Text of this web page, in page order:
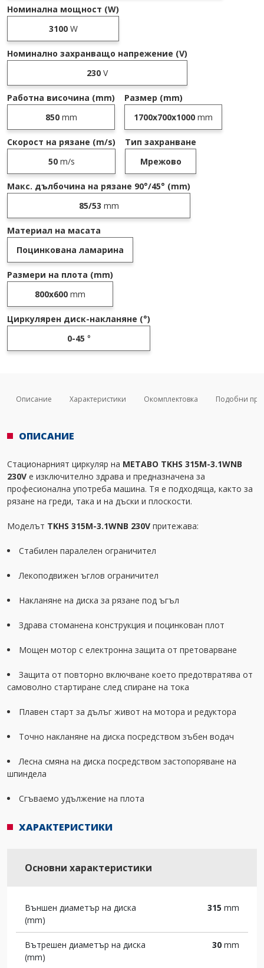
Номинална мощност (W)
3100W
Номинално захранващо напрежение (V)
230 V
Работна височина (mm)
850mm
Размер (mm)
1700x700x1000 mm
Скорост на рязане (m/s)
50m/s
Тип захранване
Мрежово
Макс. дълбочина на рязане 90°/45° (mm)
85/53 mm
Материал на масата
Поцинкована ламарина
Размери на плота (mm)
800x600 mm
Циркулярен диск-накланяне (°)
0-45 °
Описание Характеристики Окомплектовка Подобни
ОПИСАНИЕ
Стационарният циркуляр на METABO TKHS 315M-3.1WNB
230V e изключително здрава и предназначена за
професионална употреба машина. Тя е подходяща, както за
рязане на греди, така и на дъски и плоскости.
Моделът TKHS 315M-3.1WNB 230V притежава:
Стабилен паралелен ограничител
Лекоподвижен ъглов ограничител
Накланяне на диска за рязане под ъгъл
Здрава стоманена конструкция и поцинкован плот
Мощен мотор с електронна защита от претоварване
Защита от повторно включване което предотвратява от
самоволно стартиране след спиране на тока
Плавен старт за дълъг живот на мотора и редуктора
Точно накланяне на диска посредством зъбен водач
Лесна смяна на диска посредством застопоряване на
шпиндела
Сгъваемо удължение на плота
ХАРАКТЕРИСТИКИ
Основни характеристики
Външен диаметър на диска
(mm)
315 mm
Вътрешен диаметър на диска
(mm)
30 mm